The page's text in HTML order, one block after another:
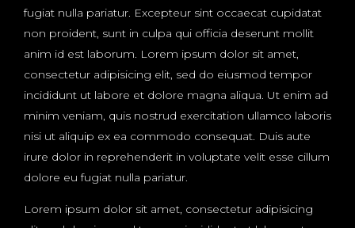
fugiat nulla pariatur. Excepteur sint occaecat cupidatat
non proident, sunt in culpa qui officia deserunt mollit
anim id est laborum. Lorem ipsum dolor sit amet,
consectetur adipisicing elit, sed do eiusmod tempor
incididunt ut labore et dolore magna aliqua. Ut enim ad
minim veniam, quis nostrud exercitation ullamco laboris
nisi ut aliquip ex ea commodo consequat. Duis aute
irure dolor in reprehenderit in voluptate velit esse cillum
dolore eu fugiat nulla pariatur.
Lorem ipsum dolor sit amet, consectetur adipisicing